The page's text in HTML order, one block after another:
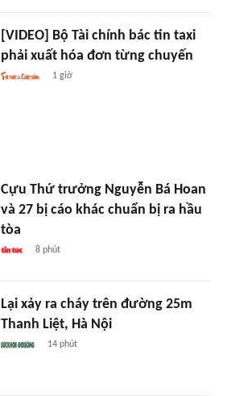
[VIDEO] Bộ Tài chính bác tin taxi
phải xuất hóa đơn từng chuyến
1 giờ
Cựu Thứ trưởng Nguyễn Bá Hoan
và 27 bị cáo khác chuẩn bị ra hầu
tòa
8 phút
Lại xảy ra cháy trên đường 25m
Thanh Liệt, Hà Nội
14 phút